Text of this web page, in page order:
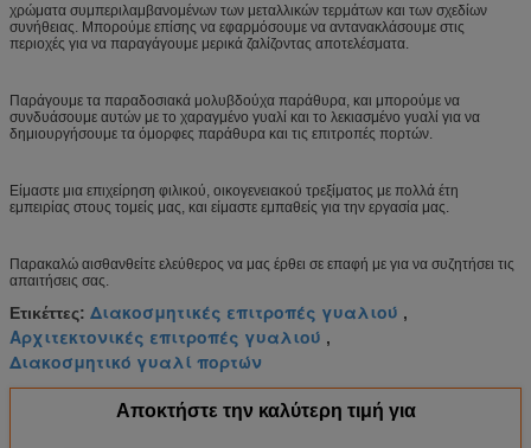
χρώματα συμπεριλαμβανομένων των μεταλλικών τερμάτων και των σχεδίων
συνήθειας. Μπορούμε επίσης να εφαρμόσουμε να αντανακλάσουμε στις
περιοχές για να παραγάγουμε μερικά ζαλίζοντας αποτελέσματα.
Παράγουμε τα παραδοσιακά μολυβδούχα παράθυρα, και μπορούμε να
συνδυάσουμε αυτών με το χαραγμένο γυαλί και το λεκιασμένο γυαλί για να
δημιουργήσουμε τα όμορφες παράθυρα και τις επιτροπές πορτών.
Είμαστε μια επιχείρηση φιλικού, οικογενειακού τρεξίματος με πολλά έτη
εμπειρίας στους τομείς μας, και είμαστε εμπαθείς για την εργασία μας.
Παρακαλώ αισθανθείτε ελεύθερος να μας έρθει σε επαφή με για να συζητήσει τις
απαιτήσεις σας.
Ετικέττες: Διακοσμητικές επιτροπές γυαλιού ,
Αρχιτεκτονικές επιτροπές γυαλιού ,
Διακοσμητικό γυαλί πορτών
Αποκτήστε την καλύτερη τιμή για